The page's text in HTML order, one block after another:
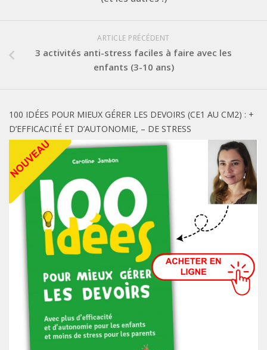
ARTICLE PRÉCÉDENT
3 activités anti-stress faciles à faire avec les
enfants (3-10 ans)
100 IDÉES POUR MIEUX GÉRER LES DEVOIRS (CE1 AU CM2) : +
D’EFFICACITÉ ET D’AUTONOMIE, – DE STRESS